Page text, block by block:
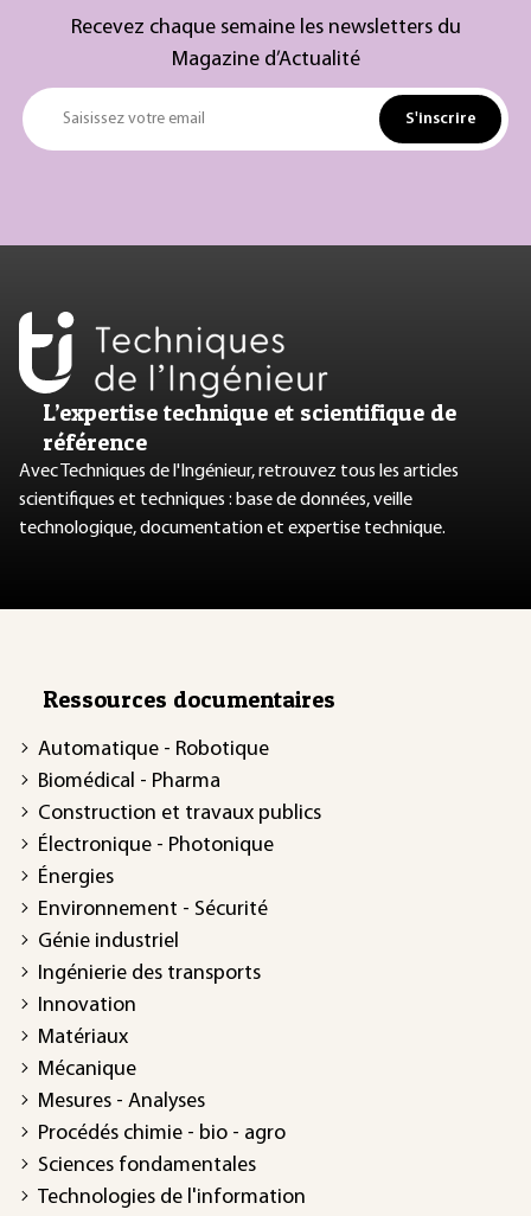
Recevez chaque semaine les newsletters du
Magazine d’Actualité
Saisissez votre email S'inscrire
L’expertise technique et scientifique de
référence
Avec Techniques de l'Ingénieur, retrouvez tous les articles
scientifiques et techniques : base de données, veille
technologique, documentation et expertise technique.
Ressources documentaires
Automatique - Robotique
Biomédical - Pharma
Construction et travaux publics
Électronique - Photonique
Énergies
Environnement - Sécurité
Génie industriel
Ingénierie des transports
Innovation
Matériaux
Mécanique
Mesures - Analyses
Procédés chimie - bio - agro
Sciences fondamentales
Technologies de l'information